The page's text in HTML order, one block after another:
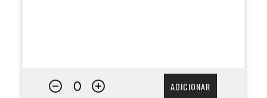
ADICIONAR